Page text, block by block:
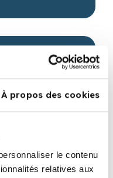
À propos des cookies
le contenu
relatives aux
u klaar staat